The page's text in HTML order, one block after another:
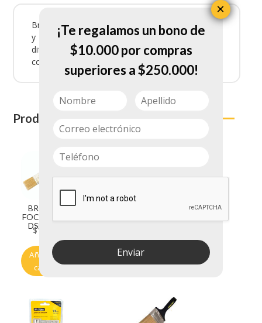
Brocha Focci 3 Dsf-3273 es una brocha resistente
y práctica, perfecta para aplicar pintura en
diferentes superficies. Sus cerdas aseguran una
cobertura uniforme y duradera.
Productos relacionados
BROCHA
FOCCI 1 1/2
DSF 3270
$1.800
Añadir al
carrito
Añadir al
carrito
¡Te regalamos un bono de
$10.000 por compras
superiores a $250.000!
Enviar
×